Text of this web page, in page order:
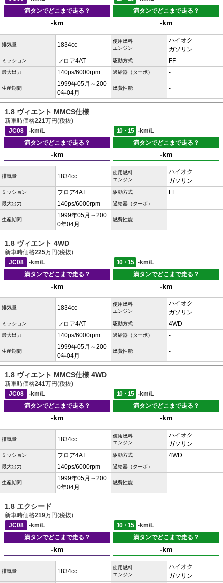
満タンでどこまで走る？
-km
満タンでどこまで走る？
-km
排気量 1834cc
使用燃料
エンジン
ハイオク
ガソリン
ミッション フロア4AT 駆動方式 FF
最大出力 140ps/6000rpm 過給器（ターボ） -
生産期間
1999年05月～200
0年04月
燃費性能 -
1.8 ヴィエント MMCS仕様
新車時価格221万円(税抜)
JC08
-km/L 10・15
-km/L
満タンでどこまで走る？
-km
満タンでどこまで走る？
-km
排気量 1834cc
使用燃料
エンジン
ハイオク
ガソリン
ミッション フロア4AT 駆動方式 FF
最大出力 140ps/6000rpm 過給器（ターボ） -
生産期間
1999年05月～200
0年04月
燃費性能 -
1.8 ヴィエント 4WD
新車時価格225万円(税抜)
JC08
-km/L 10・15
-km/L
満タンでどこまで走る？
-km
満タンでどこまで走る？
-km
排気量 1834cc
使用燃料
エンジン
ハイオク
ガソリン
ミッション フロア4AT 駆動方式 4WD
最大出力 140ps/6000rpm 過給器（ターボ） -
生産期間
1999年05月～200
0年04月
燃費性能 -
1.8 ヴィエント MMCS仕様 4WD
新車時価格241万円(税抜)
JC08
-km/L 10・15
-km/L
満タンでどこまで走る？
-km
満タンでどこまで走る？
-km
排気量 1834cc
使用燃料
エンジン
ハイオク
ガソリン
ミッション フロア4AT 駆動方式 4WD
最大出力 140ps/6000rpm 過給器（ターボ） -
生産期間
1999年05月～200
0年04月
燃費性能 -
1.8 エクシード
新車時価格219万円(税抜)
JC08
-km/L 10・15
-km/L
満タンでどこまで走る？
-km
満タンでどこまで走る？
-km
排気量 1834cc
使用燃料
エンジン
ハイオク
ガソリン